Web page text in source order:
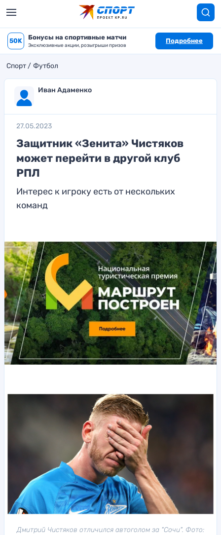
50K Бонусы на спортивные матчи
Эксклюзивные акции, розыгрыши призов
Подробнее
Спорт Футбол
Иван Адаменко
27.05.2023
Защитник «Зенита» Чистяков
может перейти в другой клуб
РПЛ
Интерес к игроку есть от нескольких
команд
Дмитрий Чистяков отличился автоголом за "Сочи". Фото: